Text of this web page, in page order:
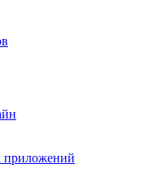
приложений